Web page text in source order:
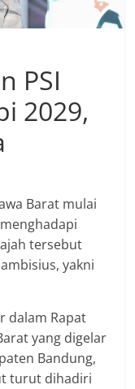
PSI
2029,
Barat mulai
tersebut
yakni
dalam Rapat
yang digelar
Bandung,
turut dihadiri